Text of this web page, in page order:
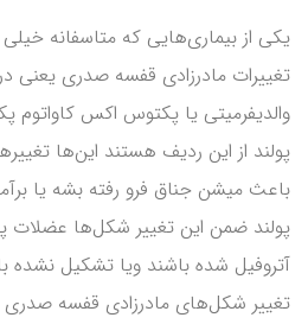
یکی از بیماری‌هایی که متاسفانه
تغییرات مادرزادی قفسه صدری
والدیفرمیتی یا پکتوس اکس کاواتوم
پولند از این ردیف هستند این‌ها
باعث میشن جناق فرو رفته بشه یا
پولند ضمن این تغییر شکل‌ها عضلات
آتروفیل شده باشند ویا تشکیل نشده
تغییر شکل‌های مادرزادی قفسه